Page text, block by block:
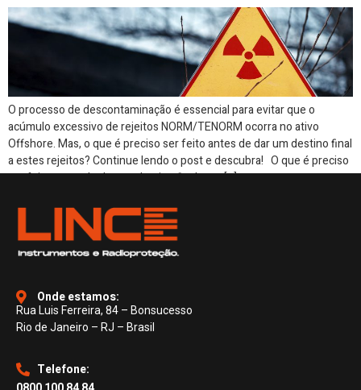
O processo de descontaminação é essencial para evitar que o
acúmulo excessivo de rejeitos NORM/TENORM ocorra no ativo
Offshore. Mas, o que é preciso ser feito antes de dar um destino final
a estes rejeitos? Continue lendo o post e descubra! O que é preciso
ser feito antes de dar um destino final para […]
Onde estamos:
Rua Luis Ferreira, 84 – Bonsucesso
Rio de Janeiro – RJ – Brasil
Telefone:
0800 100 84 84